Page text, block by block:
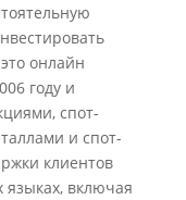
онлайн
году и
спот-
и спот-
клиентов
языках, включая